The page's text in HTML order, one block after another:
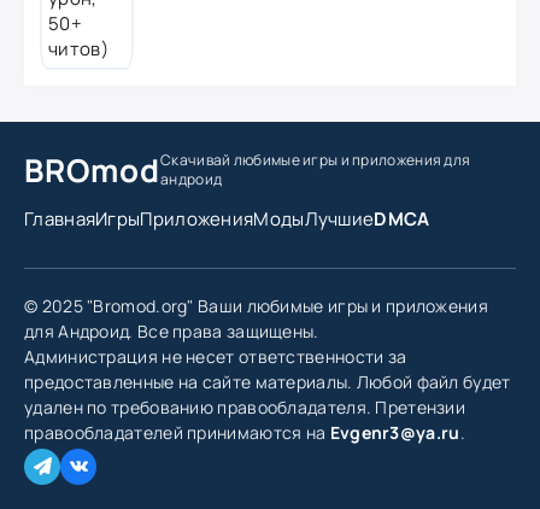
BROmodСкачивай любимые игрыи приложения для
андроид
ГлавнаяИгрыПриложенияМодыЛучшиеDMCA
© 2025 "Bromod.org" Ваши любимые игры и приложения
для Андроид. Все права защищены.
Администрация не несет ответственности за
предоставленные на сайте материалы. Любой файл будет
удален по требованию правообладателя. Претензии
правообладателей принимаются на Evgenr3@ya.ru.